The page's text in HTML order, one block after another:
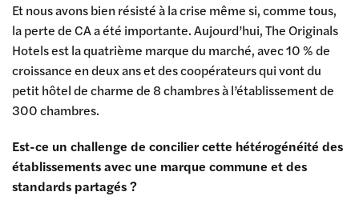
Et nous avons bien résisté à la crise même si, comme tous,
la perte de CA a été importante. Aujourd’hui, The Originals
Hotels est la quatrième marque du marché, avec 10 % de
croissance en deux ans et des coopérateurs qui vont du
petit hôtel de charme de 8 chambres à l’établissement de
300 chambres.
Est-ce un challenge de concilier cette hétérogénéité des
établissements avec une marque commune et des
standards partagés ?